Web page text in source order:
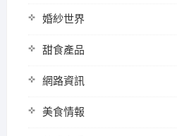
婚紗世界
甜食產品
網路資訊
美食情報